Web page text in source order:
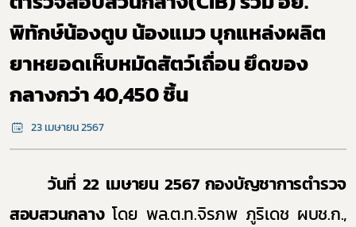
พิทักษ์น้องตูบ น้องแมว บุกแหล่งผลิต
ยาหยอดเห็บหมัดสัตว์เถื่อน ยึดของ
กลางกว่า 40,450 ชิ้น
23 เมษายน 2567
วันที่ 22 เมษายน 2567 กองบัญชาการตำรวจ
สอบสวนกลางโดย พล.ต.ท.จิรภพ ภูริเดช ผบช.ก.,